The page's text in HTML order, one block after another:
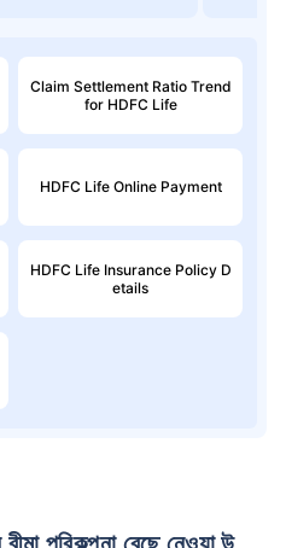
Claim Settlement Ratio Trend
for HDFC Life
HDFC Life Online Payment
HDFC Life Insurance Policy D
etails